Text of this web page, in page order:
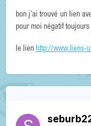
bon j'ai trouvé un lien
pour moi négatif
le lien http://www.liens-